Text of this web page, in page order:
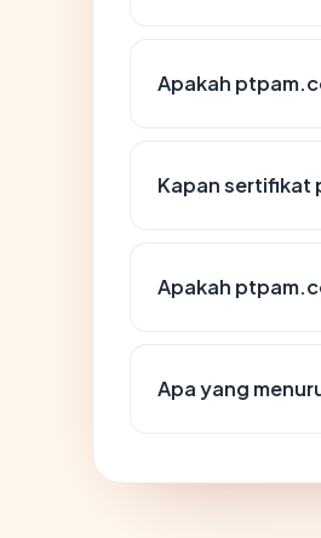
Apakah
Kapan sertifikat
Apakah
Apa yang